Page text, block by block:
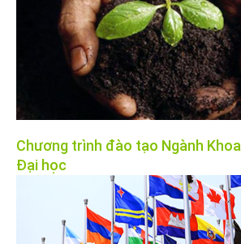
Chương trình đào tạo Ngành
Đại học